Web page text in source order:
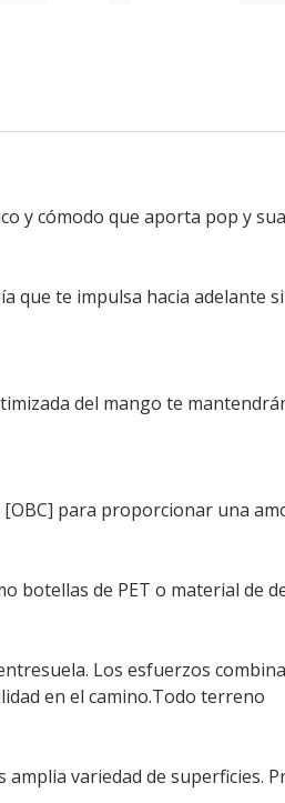
y cómodo que aporta pop y
te impulsa hacia adelante
del mango te
para proporcionar una
botellas de PET o material de
Los esfuerzos
en el camino.Todo terreno
variedad de superficies.